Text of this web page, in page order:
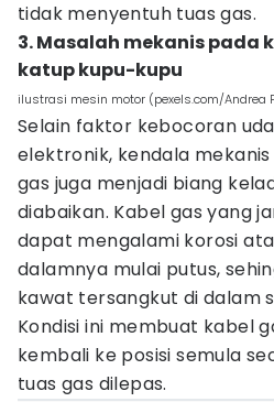
tidak menyentuh tuas gas.
3. Masalah mekanis pada
katup kupu-kupu
ilustrasi mesin motor (pexels.com/Andrea
Selain faktor kebocoran
elektronik, kendala
gas juga menjadi biang
diabaikan. Kabel gas yang
dapat mengalami korosi
dalamnya mulai putus,
kawat tersangkut di dalam
Kondisi ini membuat kabel
kembali ke posisi semula
tuas gas dilepas.